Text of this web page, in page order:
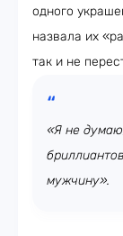
одного
назвала их
так и не
«Я не
мужчину».